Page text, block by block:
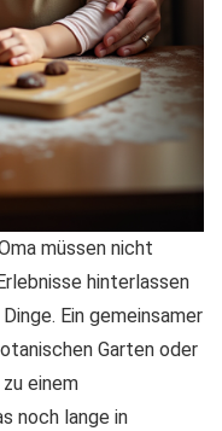
müssen nicht
hinterlassen
Ein gemeinsamer
Garten oder
einem
noch lange in